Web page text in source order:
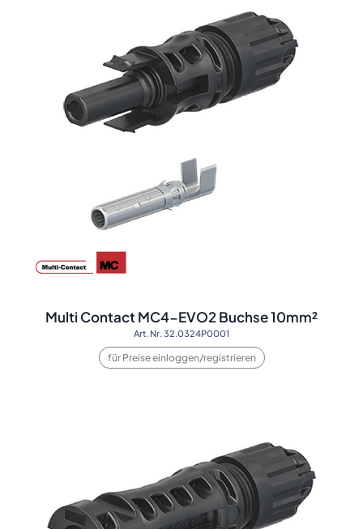
Multi Contact MC4-EVO2 Buchse 10mm²
Art. Nr. 32.0324P0001
für Preise einloggen/registrieren